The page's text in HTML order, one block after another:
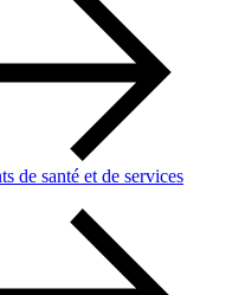
de santé et de services